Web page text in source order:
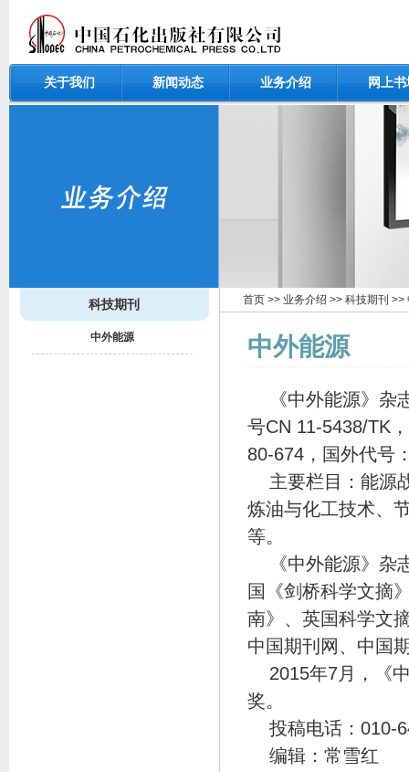
关于我们 新闻动态 业务介绍 网上
科技期刊
中外能源
首页 >> 业务介绍 >> 科技期刊 >>
中外能源
《中外能源》
号CN 11-5438/TK
80-674，国外代号
主要栏目：能源
炼油与化工技术、
等。
《中外能源》
国《剑桥科学文摘
南》、英国科学文
中国期刊网、中国
2015年7月，《
奖。
投稿电话：010-
编辑：常雪红